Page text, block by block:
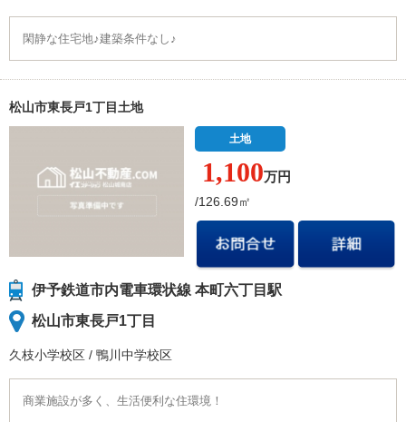
閑静な住宅地♪建築条件なし♪
松山市東長戸1丁目土地
土地
1,100万円
/126.69㎡
伊予鉄道市内電車環状線 本町六丁目駅
松山市東長戸1丁目
久枝小学校区 / 鴨川中学校区
商業施設が多く、生活便利な住環境！